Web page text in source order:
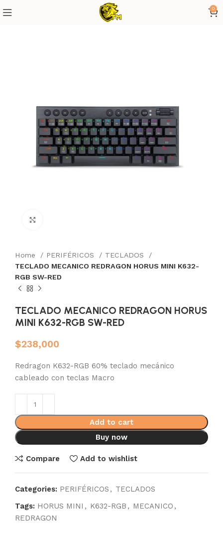
0
Home PERIFÉRICOS
TECLADOS
TECLADO MECANICO REDRAGON HORUS MINI K632-
RGB SW-RED
TECLADO MECANICO REDRAGON HORUS
MINI K632-RGB SW-RED
$238,000
Redragon K632-RGB 60% teclado mecánico
cableado con teclas Macro
Add to cart
Buy now
Compare Add to wishlist
Categories: PERIFÉRICOS , TECLADOS
Tags: HORUS MINI , K632-RGB , MECANICO ,
REDRAGON